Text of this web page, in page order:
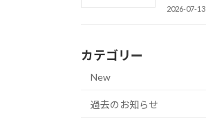
2026-07-13
カテゴリー
New
過去のお知らせ